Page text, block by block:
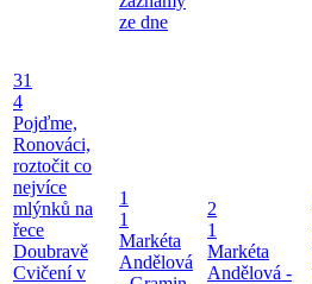
ze dne
31
4
Pojďme,
Ronováci,
roztočit co
nejvíce
mlýnků na
řece
Doubravě
Cvičení v
1
1
Markéta
Andělová
2
1
Markéta
Andělová -